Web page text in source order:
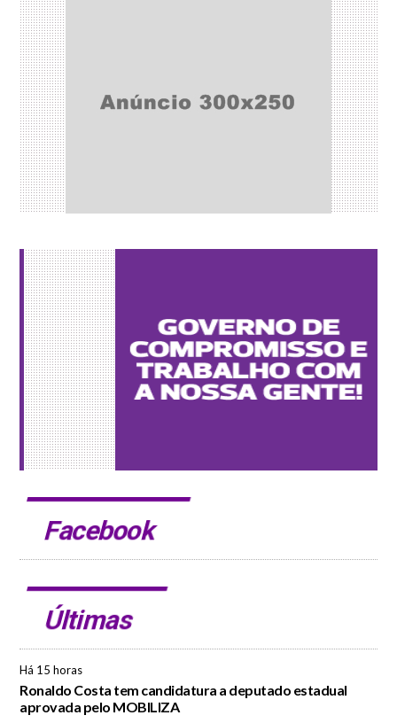
Facebook
Últimas
Há 15 horas
Ronaldo Costa tem candidatura a deputado estadual
aprovada pelo MOBILIZA